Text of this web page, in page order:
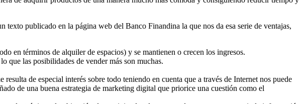
texto publicado en la página web del Banco Finandina la que nos da esa serie de ventajas,
en términos de alquiler de espacios) y se mantienen o crecen los ingresos.
que las posibilidades de vender más son muchas.
de especial interés sobre todo teniendo en cuenta que a través de Internet nos puede
de una buena estrategia de marketing digital que priorice una cuestión como el